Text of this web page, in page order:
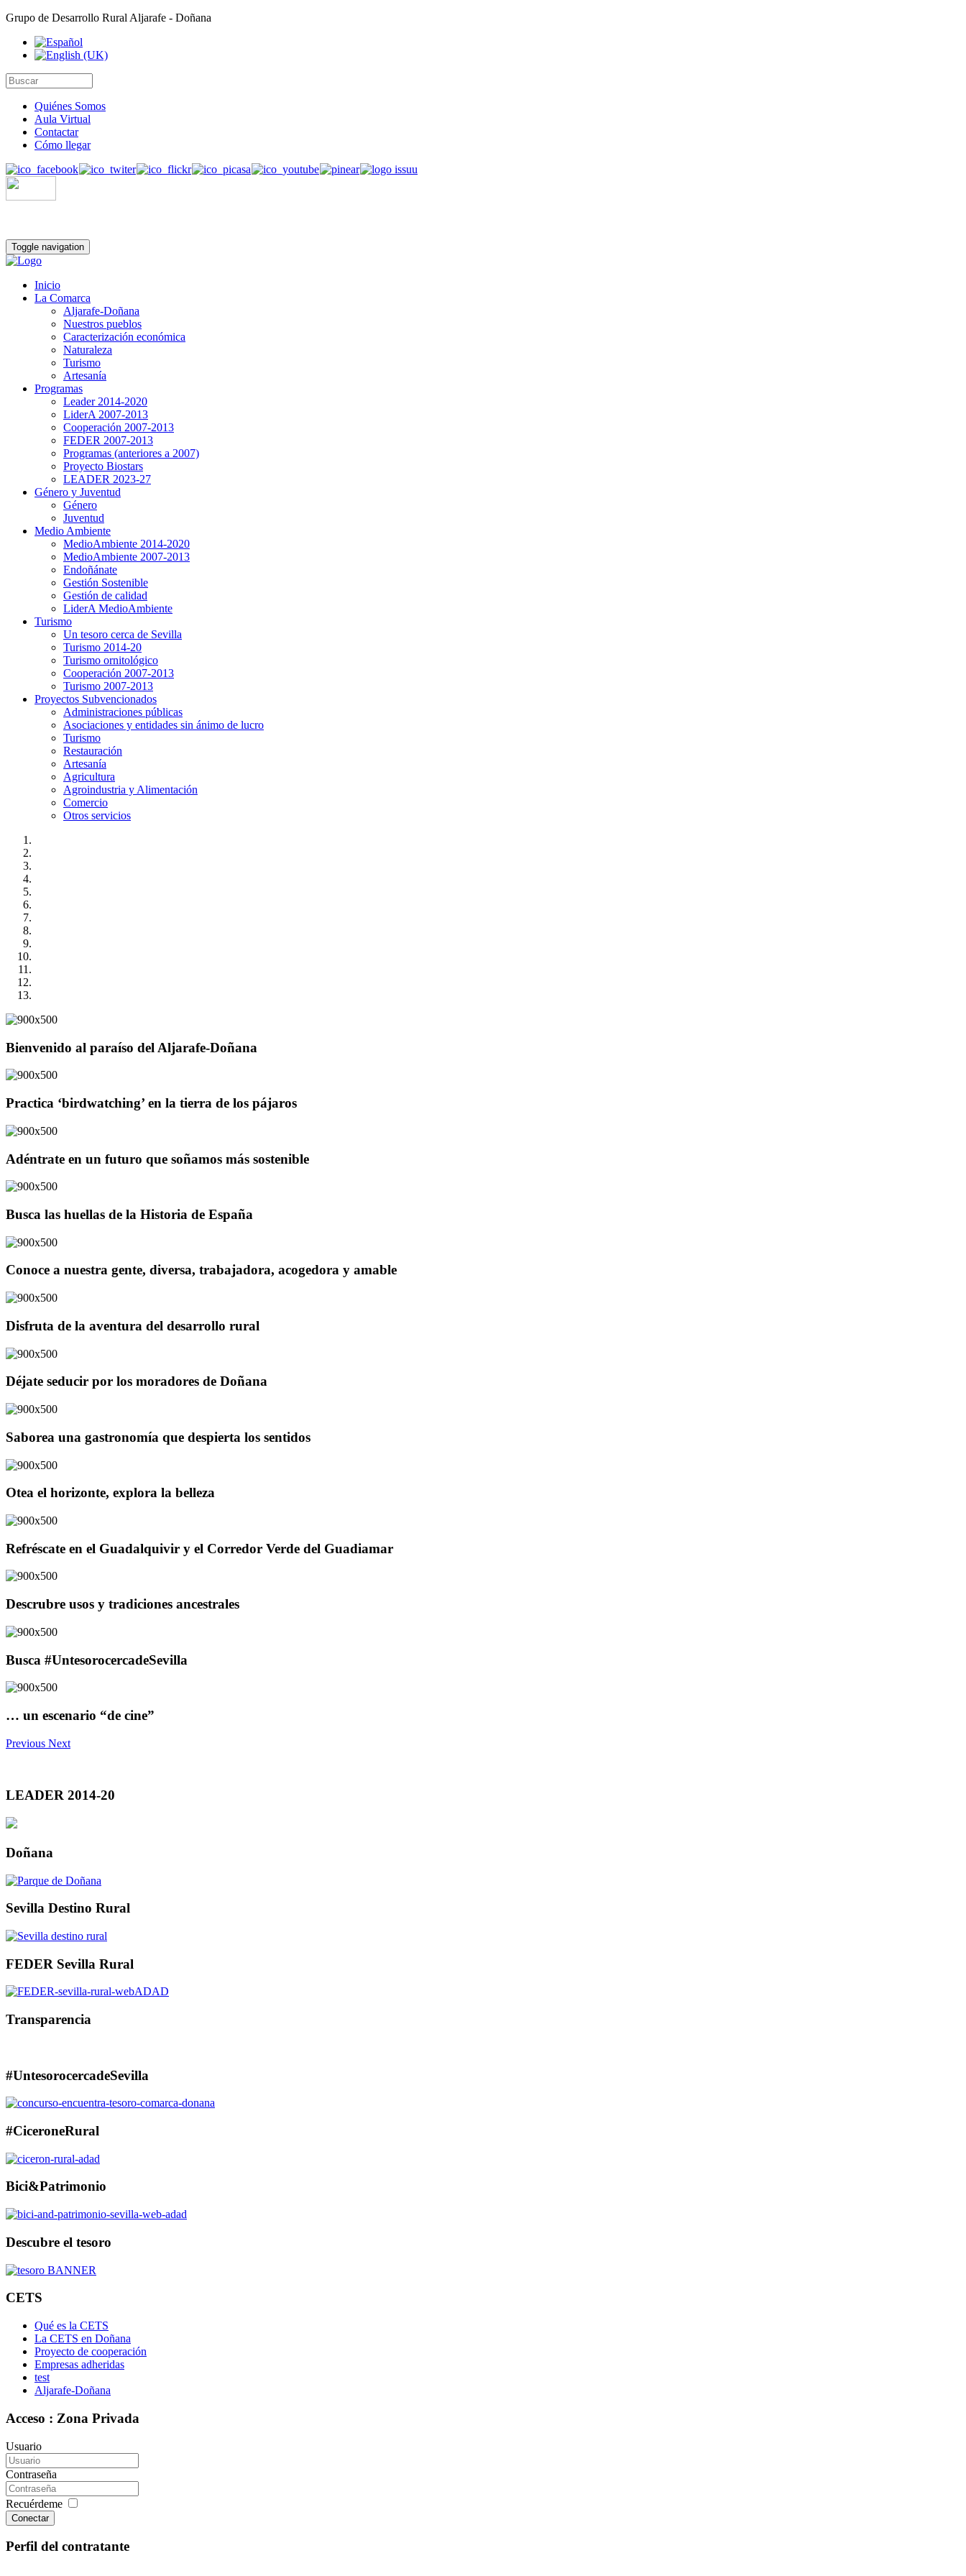
Grupo de Desarrollo Rural Aljarafe - Doñana
Quiénes Somos
Aula Virtual
Contactar
Cómo llegar
Toggle navigation
Inicio
La Comarca
Aljarafe-Doñana
Nuestros pueblos
Caracterización económica
Naturaleza
Turismo
Artesanía
Programas
Leader 2014-2020
LiderA 2007-2013
Cooperación 2007-2013
FEDER 2007-2013
Programas (anteriores a 2007)
Proyecto Biostars
LEADER 2023-27
Género y Juventud
Género
Juventud
Medio Ambiente
MedioAmbiente 2014-2020
MedioAmbiente 2007-2013
Endoñánate
Gestión Sostenible
Gestión de calidad
LiderA MedioAmbiente
Turismo
Un tesoro cerca de Sevilla
Turismo 2014-20
Turismo ornitológico
Cooperación 2007-2013
Turismo 2007-2013
Proyectos Subvencionados
Administraciones públicas
Asociaciones y entidades sin ánimo de lucro
Turismo
Restauración
Artesanía
Agricultura
Agroindustria y Alimentación
Comercio
Otros servicios
Bienvenido al paraíso del Aljarafe-Doñana
Practica ‘birdwatching’ en la tierra de los pájaros
Adéntrate en un futuro que soñamos más sostenible
Busca las huellas de la Historia de España
Conoce a nuestra gente, diversa, trabajadora, acogedora y amable
Disfruta de la aventura del desarrollo rural
Déjate seducir por los moradores de Doñana
Saborea una gastronomía que despierta los sentidos
Otea el horizonte, explora la belleza
Refréscate en el Guadalquivir y el Corredor Verde del Guadiamar
Descrubre usos y tradiciones ancestrales
Busca #UntesorocercadeSevilla
… un escenario “de cine”
Previous Next
LEADER 2014-20
Doñana
Sevilla Destino Rural
FEDER Sevilla Rural
Transparencia
#UntesorocercadeSevilla
#CiceroneRural
Bici&Patrimonio
Descubre el tesoro
CETS
Qué es la CETS
La CETS en Doñana
Proyecto de cooperación
Empresas adheridas
test
Aljarafe-Doñana
Acceso : Zona Privada
Usuario
Contraseña
Recuérdeme
Conectar
Perfil del contratante